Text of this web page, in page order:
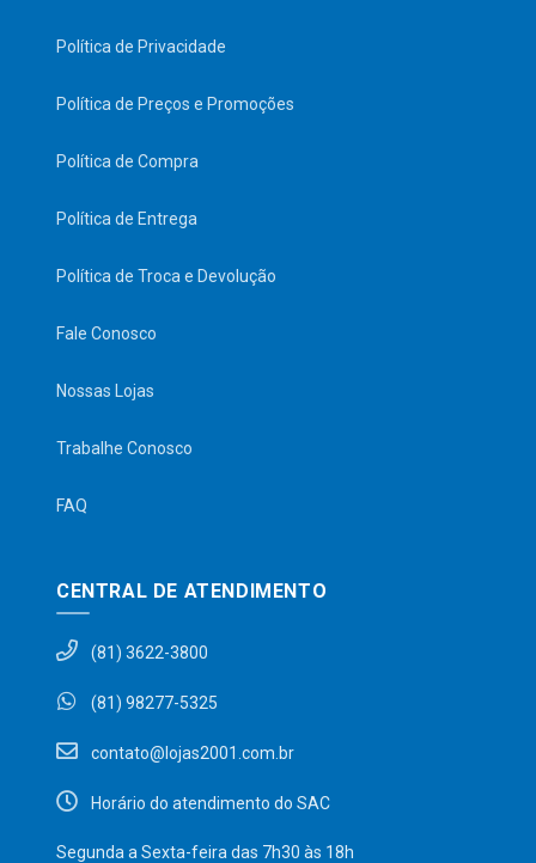
Política de Privacidade
Política de Preços e Promoções
Política de Compra
Política de Entrega
Política de Troca e Devolução
Fale Conosco
Nossas Lojas
Trabalhe Conosco
FAQ
CENTRAL DE ATENDIMENTO
(81) 3622-3800
(81) 98277-5325
contato@lojas2001.com.br
Horário do atendimento do SAC
Segunda a Sexta-feira das 7h30 às 18h